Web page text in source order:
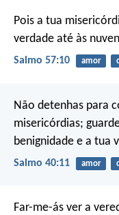
Pois a tua
verdade até às
Salmo 57:10 amor
Não detenhas para
misericórdias;
benignidade e a tua
Salmo 40:11 amor
Far-me-ás ver a